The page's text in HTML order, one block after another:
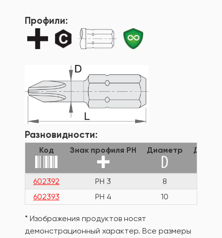
Профили:
Разновидности:
Код Знак профиля PH Диаметр Длина
602392 PH 3 8
602393
PH 4 10
* Изображения продуктов носят
демонстрационный характер. Все размеры